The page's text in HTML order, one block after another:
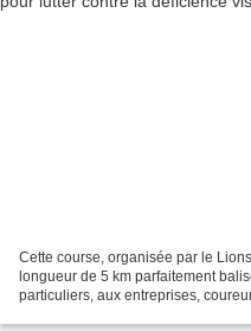
Cette course, organisée par le
longueur de 5 km parfaitement
particuliers, aux entreprises,